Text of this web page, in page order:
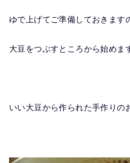
ゆで上げてご準備しておきます
大豆をつぶすところから始めま
いい大豆から作られた手作りの